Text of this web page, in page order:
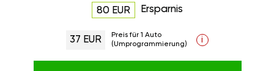
80 EUR Ersparnis
37 EUR
Preis für 1 Auto
(Umprogrammierung)
i